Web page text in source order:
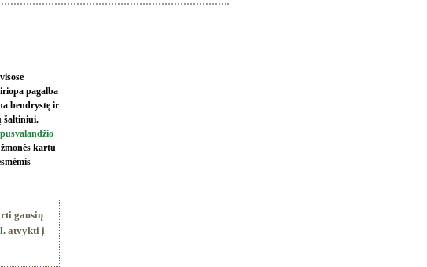
pagalba
bendrystę ir
šaltiniui.
kartu
gausių
atvykti į